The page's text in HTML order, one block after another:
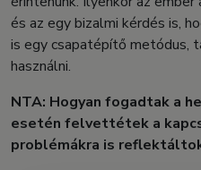
és az egy bizalmi kérdés is,
is egy csapatépítő metódus,
használni.
NTA: Hogyan fogadtak a
esetén felvettétek a
problémákra is